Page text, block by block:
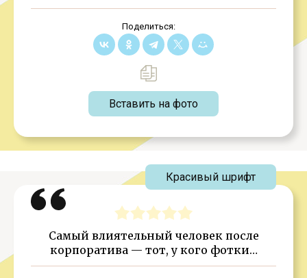
Поделиться:
Вставить на фото
Самый влиятельный человек после
корпоратива — тот, у кого фотки…
Красивый шрифт